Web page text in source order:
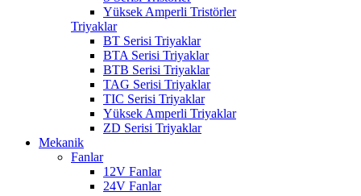
Yüksek Amperli Tristörler
Triyaklar
BT Serisi Triyaklar
BTA Serisi Triyaklar
BTB Serisi Triyaklar
TAG Serisi Triyaklar
TIC Serisi Triyaklar
Yüksek Amperli Triyaklar
ZD Serisi Triyaklar
Mekanik
Fanlar
12V Fanlar
24V Fanlar